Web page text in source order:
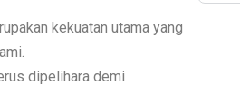
kekuatan utama yang
dipelihara demi